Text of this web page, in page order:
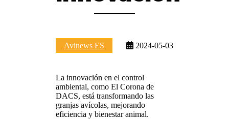
Avinews ES 2024-05-03
La innovación en el control
ambiental, como El Corona de
DACS, está transformando las
granjas avícolas, mejorando
eficiencia y bienestar animal.